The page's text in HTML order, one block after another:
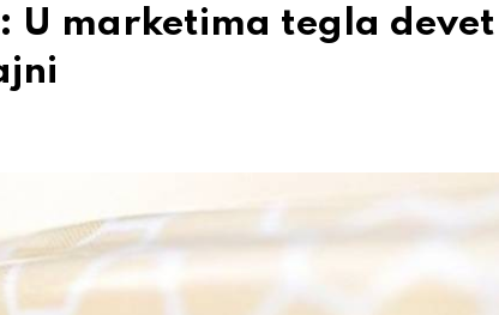
U marketima tegla devet